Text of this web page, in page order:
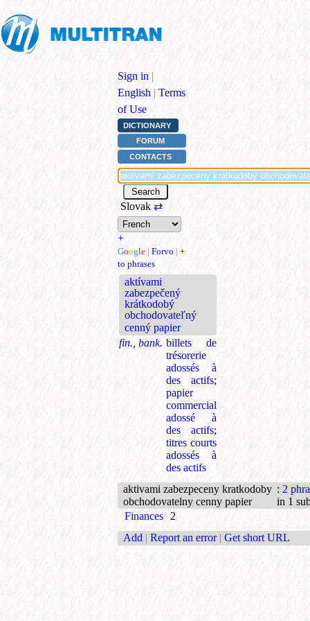
Sign in |
English | Terms
of Use
DICTIONARY
FORUM
CONTACTS
Slovak ⇄
+
Google | Forvo | +
to phrases
aktívami
zabezpečený
krátkodobý
obchodovateľný
cenný papier
fin., bank. billets de
trésorerie
adossés à
des actifs;
papier
commercial
adossé à
des actifs;
titres courts
adossés à
des actifs
aktivami zabezpeceny kratkodoby
obchodovatelny cenny papier
: 2
in 1
Finances 2
Add | Report an error | Get short URL